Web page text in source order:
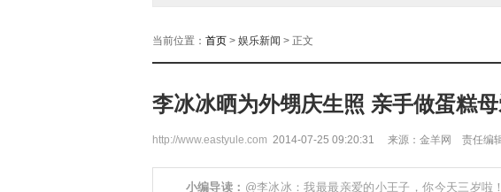
当前位置： 首页 > 娱乐新闻 > 正文
李冰冰晒为外甥庆生照 亲手做蛋糕
http://www.eastyule.com 2014-07-25 09:20:31 来源：金羊网 责任编
小编导读： @李冰冰：我最最亲爱的小王子，你今天三岁